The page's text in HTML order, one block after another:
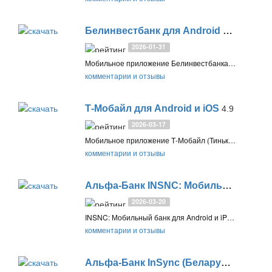
Белинвестбанк для Android и iOS
2026-01-31
Мобильное приложение Белинвестбанка для Android и iOS позволяет при помощи смартфона или планшета управлять финансами, просматривать баланс карт и счетов, оплачивать услуги, а также выполнять другие операции
комментарии и отзывы
Т-Мобайл для Android и iOS 4.9
2026-03-17
Мобильное приложение Т-Мобайл (Тинькофф Мобайл) для Android и iOS позволяет управлять сим-картой, eSim и услугами сотовой связи, а также защищаться от спам-звонков и мошенников на вашем смартфоне Android или iPhone
комментарии и отзывы
Альфа-Банк INSNC: Мобильный банкинг для Android и iPhone
2026-03-20
INSNC: Мобильный банк для Android и iPhone от Альфа-Банк (Беларусь). Управление счетами, переводы, платежи, кредиты, валюта, накопления в одном приложении
комментарии и отзывы
Альфа-Банк InSync (Беларусь) для Android и iOS